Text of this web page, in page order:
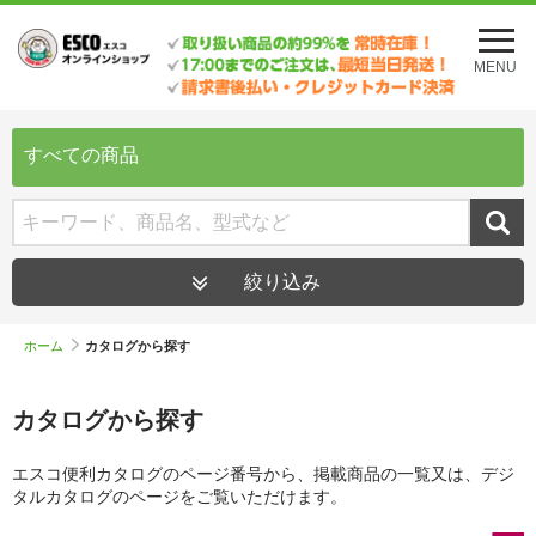
メ
ニ
ュ
を
MENU
すべての商品
絞り込み
ホーム カタログから探す
カタログから探す
エスコ便利カタログのページ番号から、掲載商品の一覧又は、デジ
タルカタログのページをご覧いただけます。